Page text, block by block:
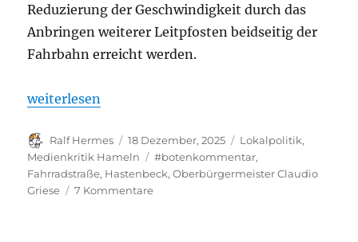
Reduzierung der Geschwindigkeit durch das
Anbringen weiterer Leitpfosten beidseitig der
Fahrbahn erreicht werden.
„Kommentar: Kompromiss oder Kapitulation? Zur
weiterlesen
Autor
Ralf Hermes
Veröffentlicht
am
18 Dezember, 2025 Kategorien
Lokalpolitik,
Medienkritik Hameln
Schlagwörter
#botenkommentar,
Fahrradstraße, Hastenbeck,Oberbürgermeister Claudio
Griese
7 Kommentarezu